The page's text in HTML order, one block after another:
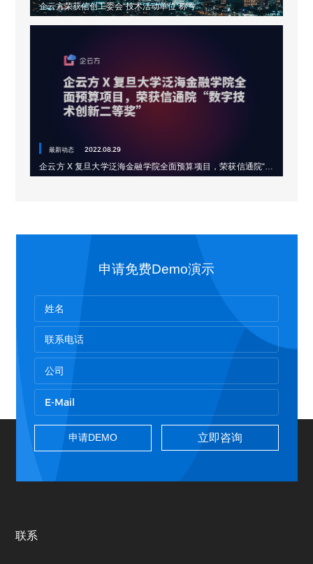
企云方荣获信创工委会“技术活动单位”称号
最新动态 2022.08.29
企云方 X 复旦大学泛海金融学院全面预算项目，荣获信通院“数
字技术创新二等奖”
申请免费Demo演示
立即咨询
联系